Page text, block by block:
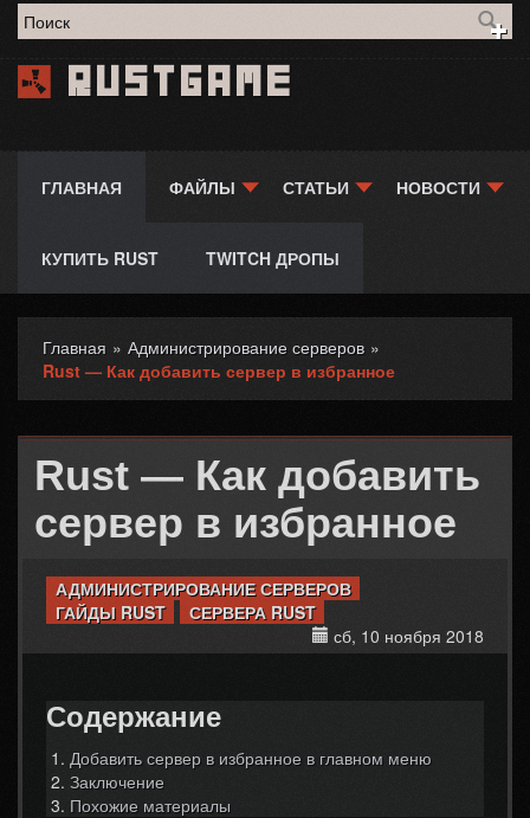
Форма поиска
Rustgame
ГЛАВНАЯ ФАЙЛЫ СТАТЬИ НОВОСТИ
КУПИТЬ RUST TWITCH ДРОПЫ
Вы здесь
Главная » Администрирование серверов »
Rust — Как добавить сервер в избранное
Rust — Как добавить
сервер в избранное
АДМИНИСТРИРОВАНИЕ СЕРВЕРОВ
ГАЙДЫ RUST
СЕРВЕРА RUST
сб, 10 ноября 2018
Содержание
Добавить сервер в избранное в главном меню
Заключение
Похожие материалы